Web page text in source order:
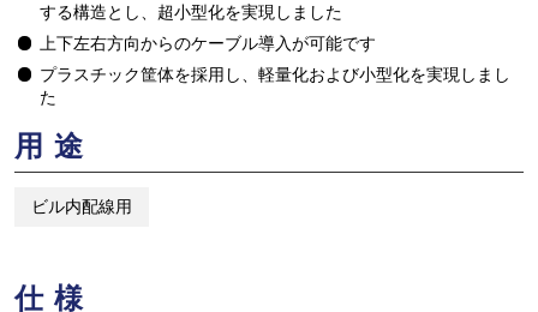
する構造とし、超小型化を実現しました
上下左右方向からのケーブル導入が可能です
プラスチック筐体を採用し、軽量化および小型化を実現しまし
た
用途
ビル内配線用
仕様